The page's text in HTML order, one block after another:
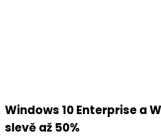
Windows 10 Enterprise a
slevě až 50%